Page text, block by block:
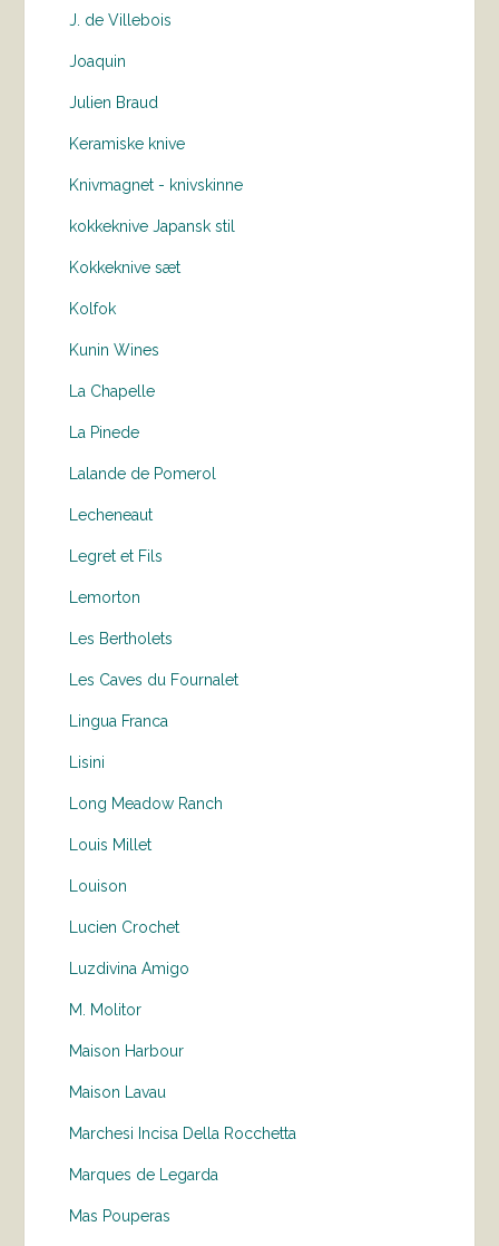
J. de Villebois
Joaquin
Julien Braud
Keramiske knive
Knivmagnet - knivskinne
kokkeknive Japansk stil
Kokkeknive sæt
Kolfok
Kunin Wines
La Chapelle
La Pinede
Lalande de Pomerol
Lecheneaut
Legret et Fils
Lemorton
Les Bertholets
Les Caves du Fournalet
Lingua Franca
Lisini
Long Meadow Ranch
Louis Millet
Louison
Lucien Crochet
Luzdivina Amigo
M. Molitor
Maison Harbour
Maison Lavau
Marchesi Incisa Della Rocchetta
Marques de Legarda
Mas Pouperas